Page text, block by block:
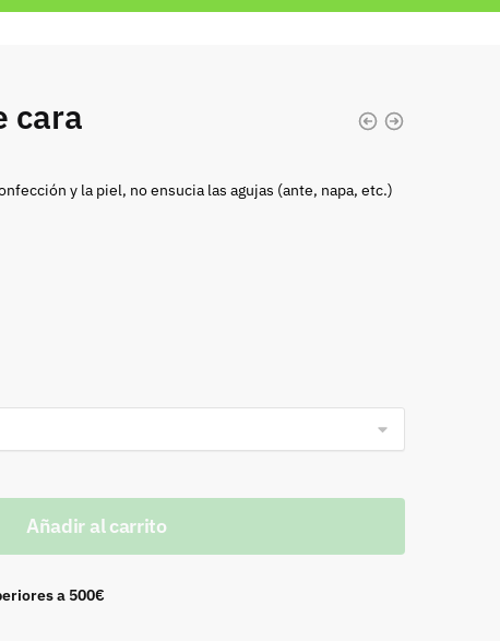
cara
y la piel, no ensucia las agujas (ante, napa, etc.)
Añadir al carrito
a 500€